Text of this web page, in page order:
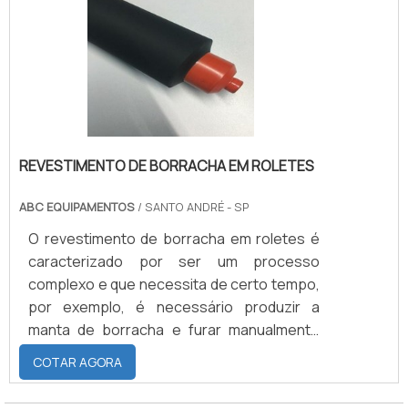
desenvolvimento de compostos e
treinamento de funcionários para atender a
demanda do mercado gráfico brasileiro
com o máximo de eficiência.
fazendo com que seu uso também possa
se dar ao longo de laboratórios, hospitais,
clínicas, consultórios médicos e demai.
REVESTIMENTO DE BORRACHA EM ROLETES
ABC EQUIPAMENTOS / SANTO ANDRÉ - SP
O revestimento de borracha em roletes é
caracterizado por ser um processo
complexo e que necessita de certo tempo,
por exemplo, é necessário produzir a
manta de borracha e furar manualmente
todas as bolhas que podem ter nessa
manta, revestir o cilindro com essa manta,
enfaixar, vulcanizar e por fim retificar o
COTAR AGORA